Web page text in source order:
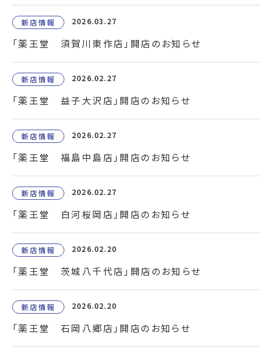
新店情報 2026.03.27
「薬王堂 須賀川東作店」開店のお知らせ
新店情報 2026.02.27
「薬王堂 益子大沢店」開店のお知らせ
新店情報 2026.02.27
「薬王堂 福島中島店」開店のお知らせ
新店情報 2026.02.27
「薬王堂 白河桜岡店」開店のお知らせ
新店情報 2026.02.20
「薬王堂 茨城八千代店」開店のお知らせ
新店情報 2026.02.20
「薬王堂 石岡八郷店」開店のお知らせ